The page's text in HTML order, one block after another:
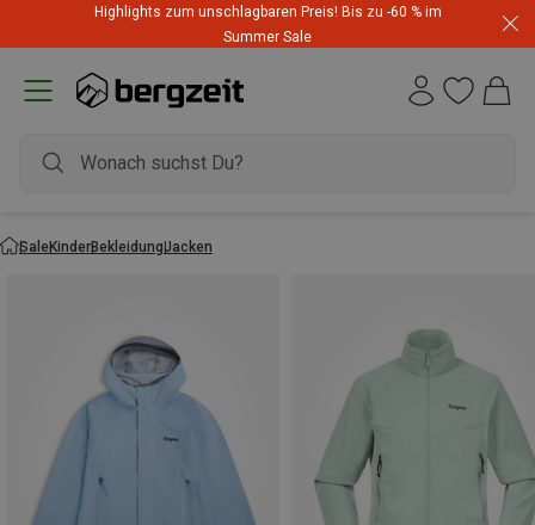
Highlights zum unschlagbaren Preis! Bis zu -60 % im
Summer Sale
SaleKinderBekleidungJacken